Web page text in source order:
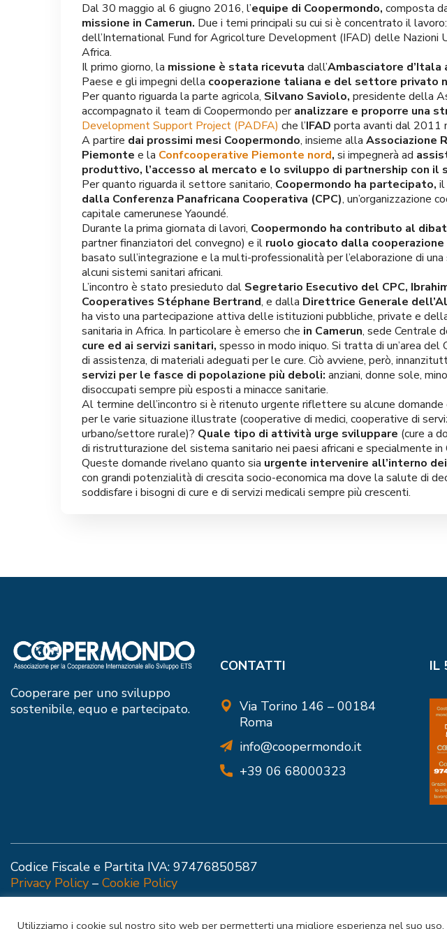
Dal 30 maggio al 6 giugno 2016, l’equipe di Coopermondo, composta
missione in Camerun. Due i temi principali su cui si è concentrato il
dell’International Fund for Agricolture Development (IFAD) delle Nazioni
Africa.
Il primo giorno, la missione è stata ricevuta dall’Ambasciatore d’Itala
Paese e gli impegni della cooperazione taliana e del settore privato
Per quanto riguarda la parte agricola, Silvano Saviolo, presidente della
accompagnato il team di Coopermondo peranalizzare e proporre una
Development Support Project (PADFA) che l’IFAD porta avanti dal 2011
A partire dai prossimi mesi Coopermondo, insieme alla Associazione
Piemonte e la Confcooperative Piemonte nord, si impegnerà ad
produttivo, l’accesso al mercato e lo sviluppo di partnership con
Per quanto riguarda il settore sanitario, Coopermondo ha partecipato, il
dalla Conferenza Panafricana Cooperativa (CPC), un’organizzazione
capitale camerunese Yaoundé.
Durante la prima giornata di lavori, Coopermondo ha contributo al
partner finanziatori del convegno) e il ruolo giocato dalla
basato sull’integrazione e la multi-professionalità per l’elaborazione di
alcuni sistemi sanitari africani.
L’incontro è stato presieduto dal Segretario Esecutivo del CPC,
Cooperatives Stéphane Bertrand, e dalla Direttrice Generale
ha visto una partecipazione attiva delle istituzioni pubbliche, private e
sanitaria in Africa. In particolare è emerso che in Camerun, sede Centrale
cure ed ai servizi sanitari, spesso in modo iniquo. Si tratta di un’area
di assistenza, di materiali adeguati per le cure. Ciò avviene, però,
servizi per le fasce di popolazione più deboli: anziani, donne sole,
disoccupati sempre più esposti a minacce sanitarie.
Al termine dell’incontro si è ritenuto urgente riflettere su alcune
per le varie situazione illustrate (cooperative di medici, cooperative di
urbano/settore rurale)? Quale tipo di attività urge sviluppare (cure a
di ristrutturazione del sistema sanitario nei paesi africani e specialmente in
Queste domande rivelano quanto sia urgente intervenire all’interno
con grandi potenzialità di crescita socio-economica ma dove la salute di
soddisfare i bisogni di cure e di servizi medicali sempre più crescenti.
Cooperare per uno sviluppo
sostenibile, equo e partecipato.
CONTATTI
Via Torino 146 – 00184
Roma
info@coopermondo.it
+39 06 68000323
IL
Codice Fiscale e Partita IVA: 97476850587
Privacy Policy – Cookie Policy
Utilizziamo i cookie sul nostro sito web per permetterti una migliore esperienza nel suo